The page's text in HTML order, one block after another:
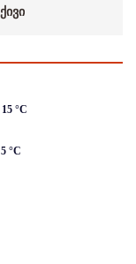
15 °C
5 °C